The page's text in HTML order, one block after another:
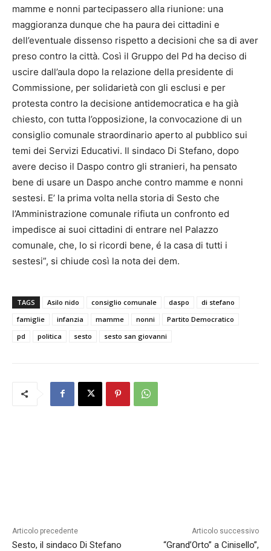
mamme e nonni partecipassero alla riunione: una
maggioranza dunque che ha paura dei cittadini e
dell’eventuale dissenso rispetto a decisioni che sa di aver
preso contro la città. Così il Gruppo del Pd ha deciso di
uscire dall’aula dopo la relazione della presidente di
Commissione, per solidarietà con gli esclusi e per
protesta contro la decisione antidemocratica e ha già
chiesto, con tutta l’opposizione, la convocazione di un
consiglio comunale straordinario aperto al pubblico sui
temi dei Servizi Educativi. Il sindaco Di Stefano, dopo
avere deciso il Daspo contro gli stranieri, ha pensato
bene di usare un Daspo anche contro mamme e nonni
sestesi. E’ la prima volta nella storia di Sesto che
l’Amministrazione comunale rifiuta un confronto ed
impedisce ai suoi cittadini di entrare nel Palazzo
comunale, che, lo si ricordi bene, é la casa di tutti i
sestesi”, si chiude così la nota dei dem.
TAGS Asilo nido consiglio comunale daspo
di stefano
famiglie
infanzia mamme nonni
Partito Democratico
pd
politica sesto sesto san giovanni
Articolo precedente
Sesto, il sindaco Di Stefano
Articolo successivo
“Grand’Orto” a Cinisello”,